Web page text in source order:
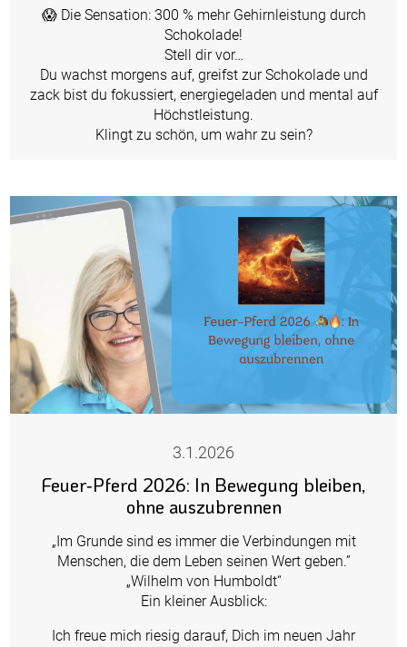
😱 Die Sensation: 300 % mehr Gehirnleistung durch
Schokolade!
Stell dir vor…
Du wachst morgens auf, greifst zur Schokolade und
zack bist du fokussiert, energiegeladen und mental auf
Höchstleistung.
Klingt zu schön, um wahr zu sein?
3.1.2026
Feuer‑Pferd 2026: In Bewegung bleiben,
ohne auszubrennen
„Im Grunde sind es immer die Verbindungen mit
Menschen, die dem Leben seinen Wert geben.”
„Wilhelm von Humboldt“
Ein kleiner Ausblick:
Ich freue mich riesig darauf, Dich im neuen Jahr